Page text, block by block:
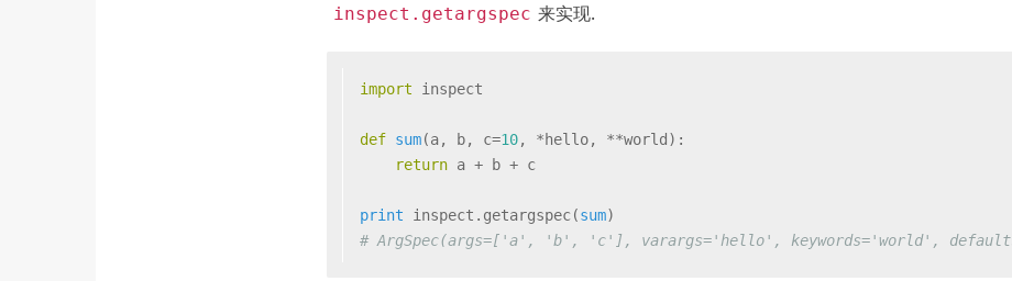
inspect.getargspec 来实现.
import inspect
def sum(a, b, c=10, *hello, **world):
return a + b + c
print inspect.getargspec(sum)
# ArgSpec(args=['a', 'b', 'c'], varargs='hello', keywords='world',